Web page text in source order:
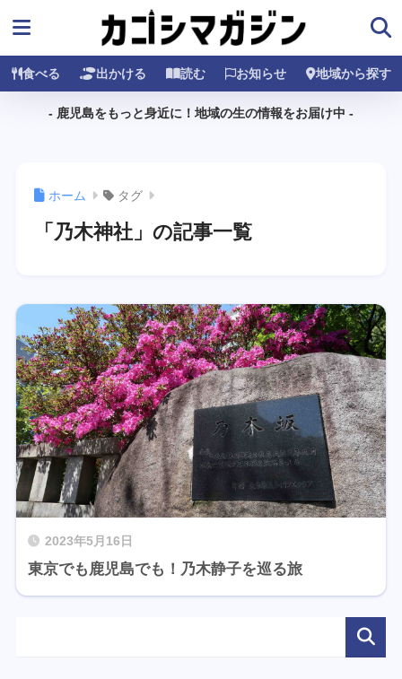
食べる 出かける 読む お知らせ 地域から探す
- 鹿児島をもっと身近に！地域の生の情報をお届け中 -
ホーム タグ
「乃木神社」の記事一覧
2023年5月16日
東京でも鹿児島でも！乃木静子を巡る旅